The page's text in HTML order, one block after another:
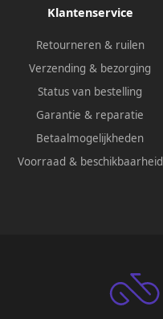
Klantenservice
Retourneren & ruilen
Verzending & bezorging
Status van bestelling
Garantie & reparatie
Betaalmogelijkheden
Voorraad & beschikbaarheid